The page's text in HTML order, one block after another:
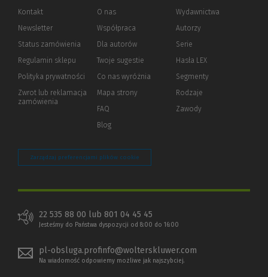
Kontakt
Newsletter
Status zamówienia
Regulamin sklepu
Polityka prywatności (Nowe
(Link
innej
Zwrot lub reklamacja
zamówienia
O nas
Współpraca
Dla autorów(Nowe
(Link
innej
strony)
Twoje sugestie
Co nas wyróżnia
Mapa strony
FAQ
Blog
Wydawnictwa
Autorzy
Serie
Hasła LEX
Segmenty
Rodzaje
Zawody
Zarządzaj preferencjami plików cookie
22 535 88 00 lub 801 04 45 45
Jesteśmy do Państwa dyspozycji od 8:00 do 16:00
pl-obsluga.profinfo@wolterskluwer.com
Na wiadomość odpowiemy możliwe jak najszybciej.